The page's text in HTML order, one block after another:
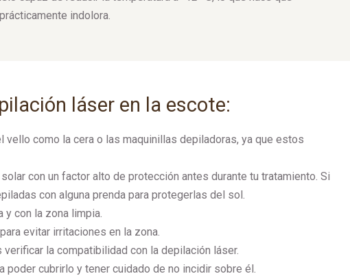
indolora.
láser en la escote:
vello como la cera o las maquinillas depiladoras, ya que estos
con un factor alto de protección antes durante tu tratamiento. Si
con alguna prenda para protegerlas del sol.
y con la zona limpia.
evitar irritaciones en la zona.
la compatibilidad con la depilación láser.
cubrirlo y tener cuidado de no incidir sobre él.